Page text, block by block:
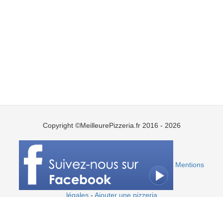
Copyright ©MeilleurePizzeria.fr 2016 - 2026
Mentions
légales- Ajouter une pizzeria